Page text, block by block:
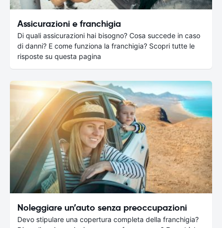
Assicurazioni e franchigia
Di quali assicurazioni hai bisogno? Cosa succede in caso
di danni? E come funziona la franchigia? Scopri tutte le
risposte su questa pagina
Noleggiare un’auto senza preoccupazioni
Devo stipulare una copertura completa della franchigia?